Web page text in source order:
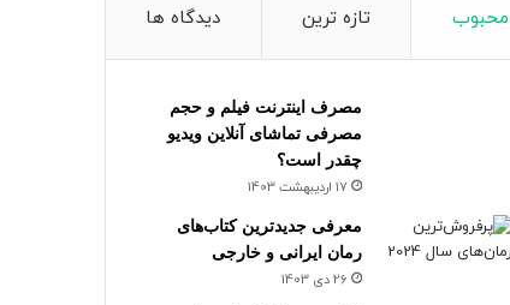
محبوب تازه ترین دیدگاه ها
مصرف اینترنت فیلم و حجم
مصرفی تماشای آنلاین ویدیو
چقدر است؟
17 اردیبهشت 1403
معرفی جدیدترین کتاب‌های
رمان ایرانی و خارجی
26 دی 1403